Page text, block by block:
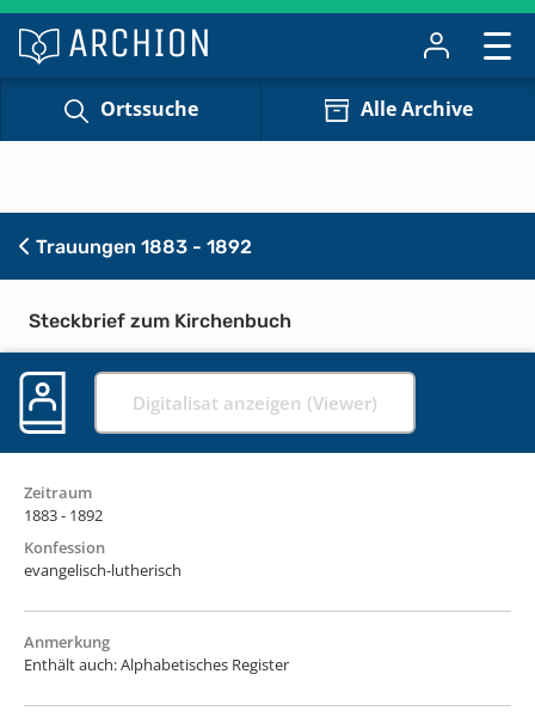
Ortssuche Alle Archive
Trauungen 1883 - 1892
Steckbrief zum Kirchenbuch
Digitalisat anzeigen (Viewer)
Zeitraum
1883 - 1892
Konfession
evangelisch-lutherisch
Anmerkung
Enthält auch: Alphabetisches Register